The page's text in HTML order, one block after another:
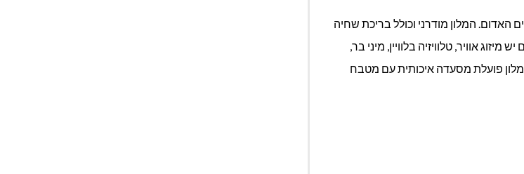
המלון מודרני וכולל בריכת שחיה
אוויר, טלוויזיה בלוויין, מיני בר,
פועלת מסעדה איכותית עם מטבח